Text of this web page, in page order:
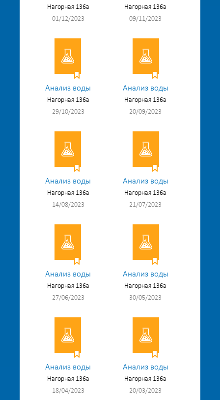
Нагорная 136а
01/12/2023
Нагорная 136а
09/11/2023
Анализ воды
Нагорная 136а
29/10/2023
Анализ воды
Нагорная 136а
20/09/2023
Анализ воды
Нагорная 136а
14/08/2023
Анализ воды
Нагорная 136а
21/07/2023
Анализ воды
Нагорная 136а
27/06/2023
Анализ воды
Нагорная 136а
30/05/2023
Анализ воды
Нагорная 136а
18/04/2023
Анализ воды
Нагорная 136а
20/03/2023